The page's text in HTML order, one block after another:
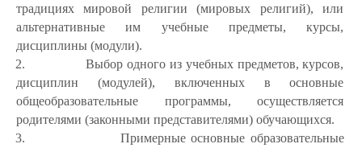
традициях мировой религии (мировых религий), или
альтернативные им учебные предметы, курсы,
дисциплины (модули).
2.
Выбор одного из учебных предметов, курсов,
дисциплин (модулей), включенных в основные
общеобразовательные программы, осуществляется
родителями (законными представителями) обучающихся.
3.
Примерные основные образовательные